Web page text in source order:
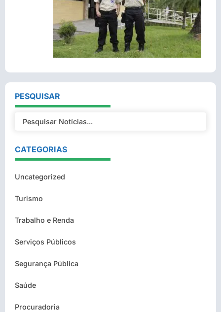
PESQUISAR
CATEGORIAS
Uncategorized
Turismo
Trabalho e Renda
Serviços Públicos
Segurança Pública
Saúde
Procuradoria